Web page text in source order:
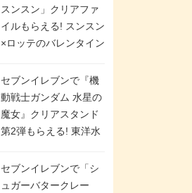
ーセール」でお得に! 各
日16:00 ～ 20:00の4時
間限定で実施。ななチ
メリカンドッグが税抜
き69円!
スンスン」クリアファ
イルもらえる! スンスン
×ロッテのバレンタイン
スタート。セブン、フ
ァミマ、ローソンの3社
で異なるデザイン＆対
象商品
セブンイレブンで『機
動戦士ガンダム 水星の
魔女』クリアスタンド
第2弾もらえる! 東洋水
ペーンが2026年5月26
日スタート。浴衣＆た
セブンイレブンで「シ
ュガーバタークレー